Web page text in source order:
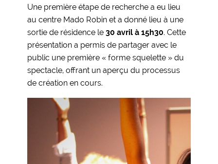
Une première étape de recherche a eu lieu
au centre Mado Robin et a donné lieu à une
sortie de résidence le 30 avril à 15h30. Cette
présentation a permis de partager avec le
public une première « forme squelette » du
spectacle, offrant un aperçu du processus
de création en cours.